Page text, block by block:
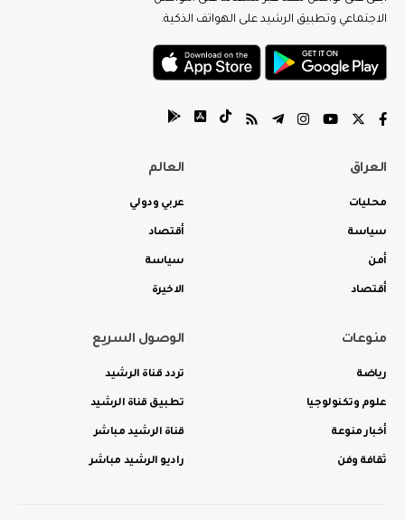
الاجتماعي وتطبيق الرشيد على الهواتف الذكية.
العراق
محليات
سياسة
أمن
أقتصاد
العالم
عربي ودولي
أقتصاد
سياسة
الاخيرة
منوعات
رياضة
علوم وتكنولوجيا
أخبار منوعة
ثقافة وفن
الوصول السريع
تردد قناة الرشيد
تطبيق قناة الرشيد
قناة الرشيد مباشر
راديو الرشيد مباشر